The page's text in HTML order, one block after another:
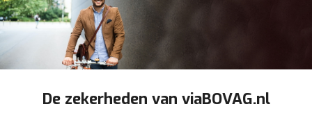
De zekerheden van viaBOVAG.nl